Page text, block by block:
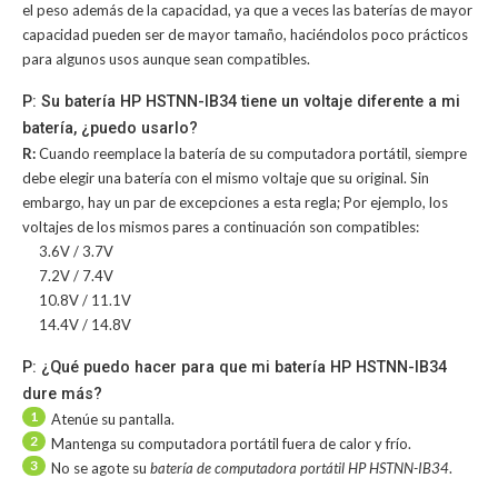
el peso además de la capacidad, ya que a veces las baterías de mayor
capacidad pueden ser de mayor tamaño, haciéndolos poco prácticos
para algunos usos aunque sean compatibles.
P: Su batería HP HSTNN-IB34 tiene un voltaje diferente a mi
batería, ¿puedo usarlo?
R:Cuando reemplace la batería de su computadora portátil, siempre
debe elegir una batería con el mismo voltaje que su original. Sin
embargo, hay un par de excepciones a esta regla; Por ejemplo, los
voltajes de los mismos pares a continuación son compatibles:
3.6V / 3.7V
7.2V / 7.4V
10.8V / 11.1V
14.4V / 14.8V
P: ¿Qué puedo hacer para que mi batería HP HSTNN-IB34
dure más?
1 Atenúe su pantalla.
2 Mantenga su computadora portátil fuera de calor y frío.
3 No se agote su batería de computadora portátil HP HSTNN-IB34.